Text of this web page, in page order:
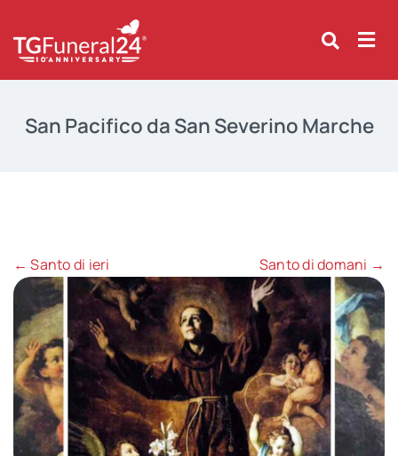
content
San Pacifico da San Severino Marche
← Santo di ieri Santo di domani →